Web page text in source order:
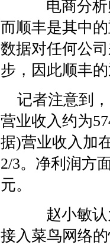
电商分析
而顺丰是其中
数据对任何公
步，因此顺丰
记者注意到
营业收入约为
据)营业收入加
2/3。净利润方
元。
赵小敏认
接入菜鸟网络